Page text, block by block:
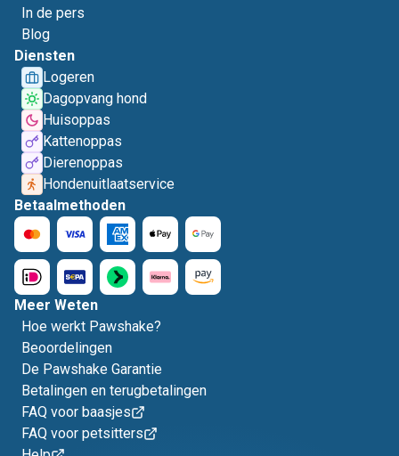
In de pers
Blog
Diensten
Logeren
Dagopvang hond
Huisoppas
Kattenoppas
Dierenoppas
Hondenuitlaatservice
Betaalmethoden
Meer Weten
Hoe werkt Pawshake?
Beoordelingen
De Pawshake Garantie
Betalingen en terugbetalingen
FAQ voor baasjes
FAQ voor petsitters